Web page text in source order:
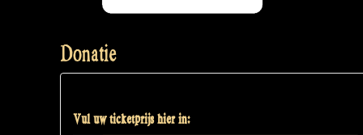
Donatie
Vul uw ticketprijs hier in: